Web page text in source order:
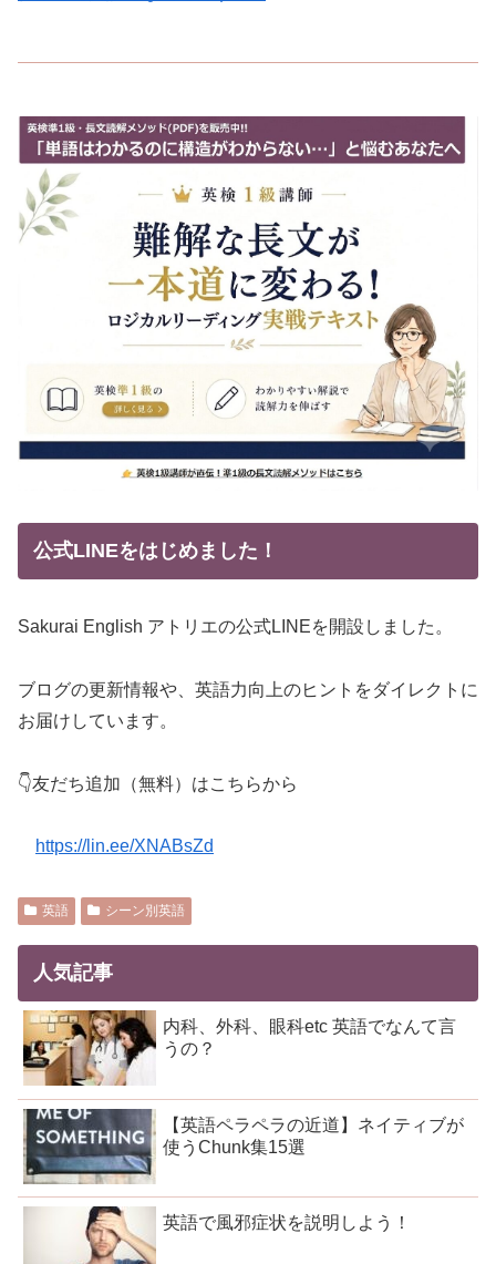
公式LINEをはじめました！
Sakurai English アトリエの公式LINEを開設しました。
ブログの更新情報や、英語力向上のヒントをダイレクトに
お届けしています。
👇友だち追加（無料）はこちらから
https://lin.ee/XNABsZd
英語 シーン別英語
人気記事
内科、外科、眼科etc 英語でなんて言
うの？
【英語ペラペラの近道】ネイティブが
使うChunk集15選
英語で風邪症状を説明しよう！